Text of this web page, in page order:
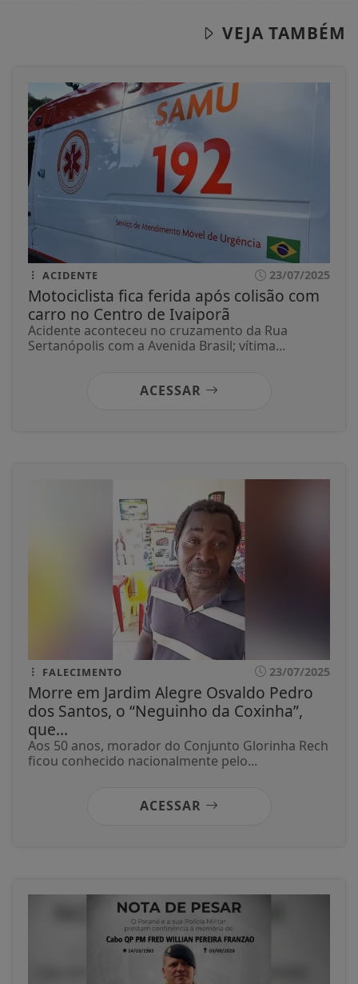
VEJA TAMBÉM
ACIDENTE 23/07/2025
Motociclista fica ferida após colisão com
carro no Centro de Ivaiporã
Acidente aconteceu no cruzamento da Rua
Sertanópolis com a Avenida Brasil; vítima...
ACESSAR
FALECIMENTO 23/07/2025
Morre em Jardim Alegre Osvaldo Pedro
dos Santos, o “Neguinho da Coxinha”,
que...
Aos 50 anos, morador do Conjunto Glorinha Rech
ficou conhecido nacionalmente pelo...
ACESSAR